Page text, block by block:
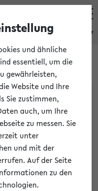
eKVV
und ähnliche
essentiell, um die
gewährleisten,
Website und Ihre
Sie zustimmen,
auch, um Ihre
zu messen. Sie
unter
und mit der
Auf der Seite
zu den